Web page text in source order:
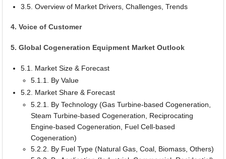
3.5. Overview of Market Drivers, Challenges, Trends
4. Voice of Customer
5. Global Cogeneration Equipment Market Outlook
5.1. Market Size & Forecast
5.1.1. By Value
5.2. Market Share & Forecast
5.2.1. By Technology (Gas Turbine-based Cogeneration,
Steam Turbine-based Cogeneration, Reciprocating
Engine-based Cogeneration, Fuel Cell-based
Cogeneration)
5.2.2. By Fuel Type (Natural Gas, Coal, Biomass, Others)